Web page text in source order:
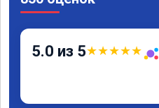
5.0 из 5★★★★★